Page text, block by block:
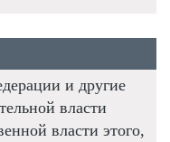
и другие
власти
власти этого,